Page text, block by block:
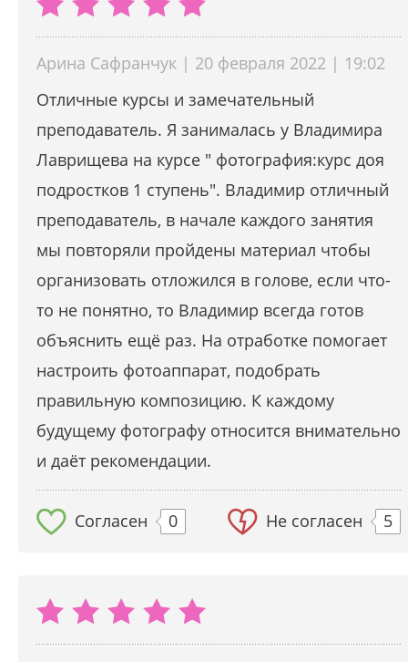
Арина Сафранчук | 20 февраля 2022 | 19:02
Отличные курсы и замечательный
преподаватель. Я занималась у Владимира
Лаврищева на курсе " фотография:курс доя
подростков 1 ступень". Владимир отличный
преподаватель, в начале каждого занятия
мы повторяли пройдены материал чтобы
организовать отложился в голове, если что-
то не понятно, то Владимир всегда готов
объяснить ещё раз. На отработке помогает
настроить фотоаппарат, подобрать
правильную композицию. К каждому
будущему фотографу относится внимательно
и даёт рекомендации.
Согласен 0 Не согласен 5